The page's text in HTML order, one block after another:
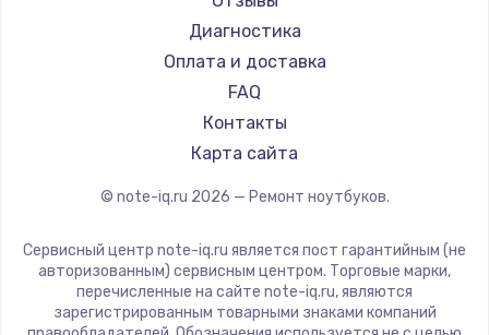
Ремонт ноутбуков Teclast
Ремонт ноутбуков CHUWI
Ремонт ноутбуков Colorful
Getac
Epson
Philips
LG
Panasonic
ZTE
Hiper
Диагностика
Оплата и доставка
FAQ
Контакты
Карта сайта
© note-iq.ru 2026 — Ремонт ноутбуков.
Сервисный центр note-iq.ru является пост гарантийным (не
авторизованным) сервисным центром. Торговые марки,
перечисленные на сайте note-iq.ru, являются
зарегистрированным товарными знаками компаний